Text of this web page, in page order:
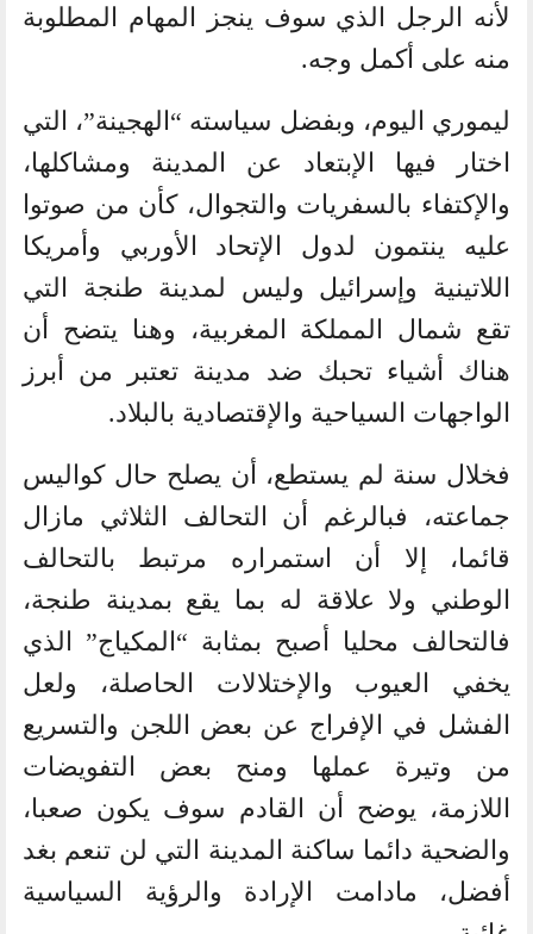
لأنه الرجل الذي سوف ينجز المهام المطلوبة
منه على أكمل وجه.
ليموري اليوم، وبفضل سياسته “الهجينة”، التي
اختار فيها الإبتعاد عن المدينة ومشاكلها،
والإكتفاء بالسفريات والتجوال، كأن من صوتوا
عليه ينتمون لدول الإتحاد الأوربي وأمريكا
اللاتينية وإسرائيل وليس لمدينة طنجة التي
تقع شمال المملكة المغربية، وهنا يتضح أن
هناك أشياء تحبك ضد مدينة تعتبر من أبرز
الواجهات السياحية والإقتصادية بالبلاد.
فخلال سنة لم يستطع، أن يصلح حال كواليس
جماعته، فبالرغم أن التحالف الثلاثي مازال
قائما، إلا أن استمراره مرتبط بالتحالف
الوطني ولا علاقة له بما يقع بمدينة طنجة،
فالتحالف محليا أصبح بمثابة “المكياج” الذي
يخفي العيوب والإختلالات الحاصلة، ولعل
الفشل في الإفراج عن بعض اللجن والتسريع
من وتيرة عملها ومنح بعض التفويضات
اللازمة، يوضح أن القادم سوف يكون صعبا،
والضحية دائما ساكنة المدينة التي لن تنعم بغد
أفضل، مادامت الإرادة والرؤية السياسية